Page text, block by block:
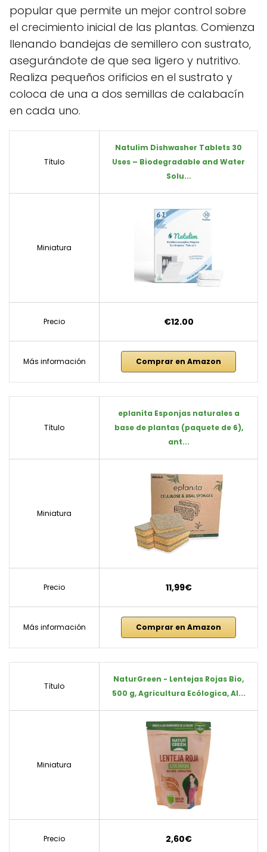
popular que permite un mejor control sobre
el crecimiento inicial de las plantas. Comienza
llenando bandejas de semillero con sustrato,
asegurándote de que sea ligero y nutritivo.
Realiza pequeños orificios en el sustrato y
coloca de una a dos semillas de calabacín
en cada uno.
Título
Natulim Dishwasher Tablets 30
Uses – Biodegradable and Water
Solu...
Miniatura
Precio €12.00
Más información Comprar en Amazon
Título
eplanita Esponjas naturales a
base de plantas (paquete de 6),
ant...
Miniatura
Precio 11,99€
Más información Comprar en Amazon
Título
NaturGreen - Lentejas Rojas Bio,
500 g, Agricultura Ecólogica, Al...
Miniatura
Precio 2,60€